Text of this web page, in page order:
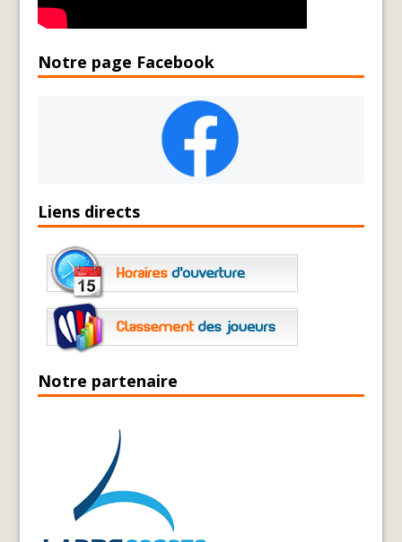
Notre page Facebook
Liens directs
Notre partenaire